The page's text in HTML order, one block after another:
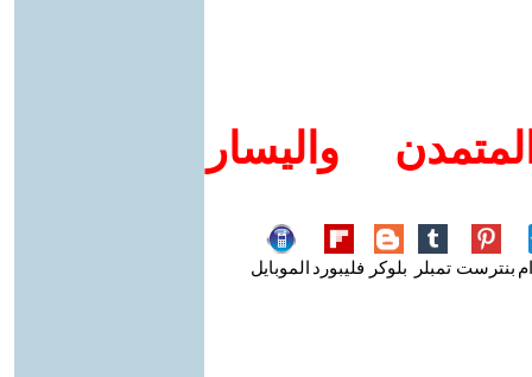
واليسار
بنترست تمبلر بلوكر فليبورد الموبايل